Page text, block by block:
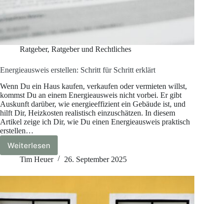
Ratgeber, Ratgeber und Rechtliches
Energieausweis erstellen: Schritt für Schritt erklärt
Wenn Du ein Haus kaufen, verkaufen oder vermieten willst,
kommst Du an einem Energieausweis nicht vorbei. Er gibt
Auskunft darüber, wie energieeffizient ein Gebäude ist, und
hilft Dir, Heizkosten realistisch einzuschätzen. In diesem
Artikel zeige ich Dir, wie Du einen Energieausweis praktisch
erstellen…
WeiterlesenEnergieausweis
erstellen:
für
erklärt
Tim Heuer 26. September 2025